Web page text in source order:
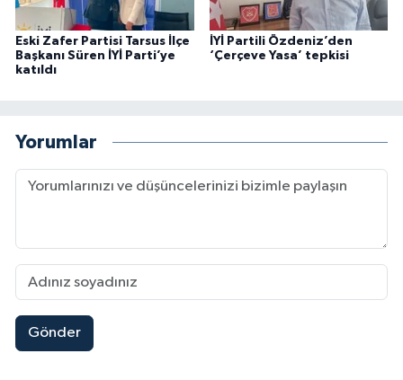
Eski Zafer Partisi Tarsus İlçe
Başkanı Süren İYİ Parti’ye
katıldı
İYİ Partili Özdeniz’den
‘Çerçeve Yasa’ tepkisi
Yorumlar
Gönder